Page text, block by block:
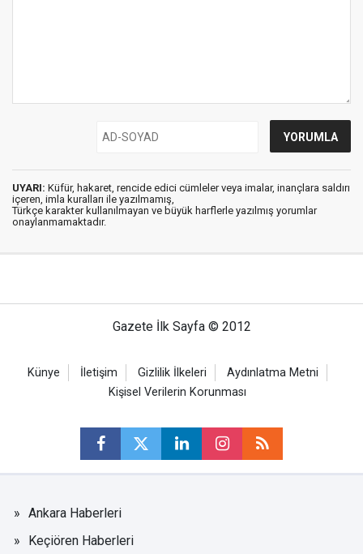
UYARI: Küfür, hakaret, rencide edici cümleler veya imalar, inançlara saldırı
içeren, imla kuralları ile yazılmamış,
Türkçe karakter kullanılmayan ve büyük harflerle yazılmış yorumlar
onaylanmamaktadır.
Gazete İlk Sayfa © 2012
Künye İletişim Gizlilik İlkeleri
Aydınlatma Metni
Kişisel Verilerin Korunması
Ankara Haberleri
Keçiören Haberleri